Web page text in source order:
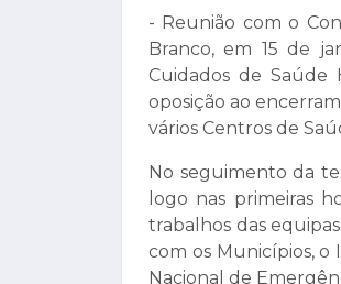
- Reunião com o
Branco, em 15 de
Cuidados de Saúde
oposição ao
vários Centros de
No seguimento da
logo nas primeiras
trabalhos das
com os Municípios,
Nacional de